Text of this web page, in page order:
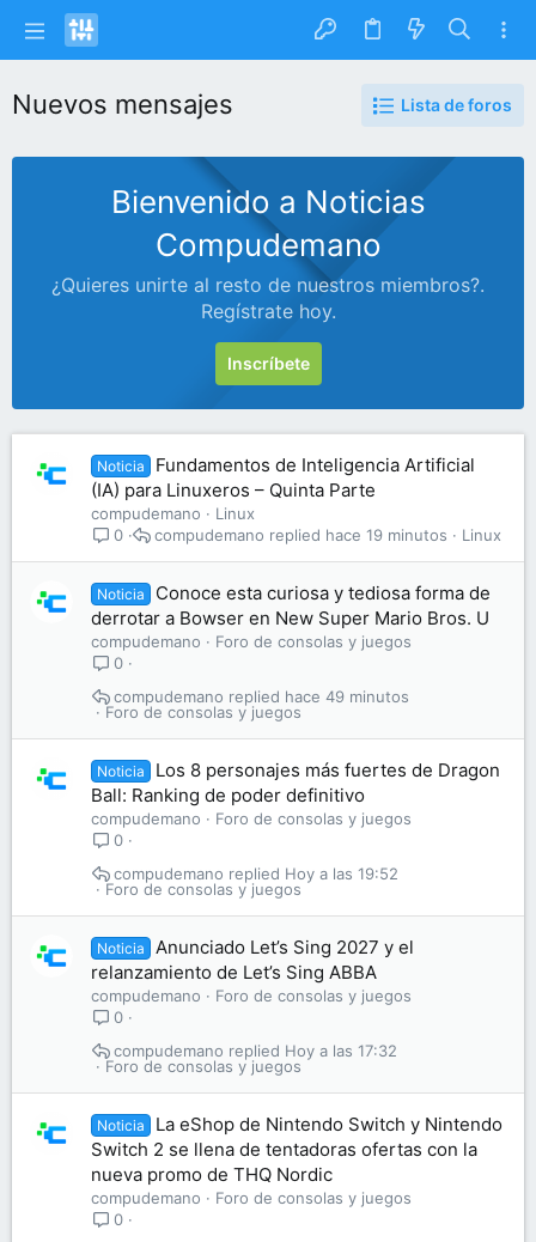
Nuevos mensajes Lista de foros
Bienvenido a Noticias
Compudemano
¿Quieres unirte al resto de nuestros miembros?.
Regístrate hoy.
Inscríbete
Noticia
Fundamentos de Inteligencia Artificial
(IA) para Linuxeros – Quinta Parte
compudemano
Linux
0
Linux
hace 19 minutos
compudemano
Noticia
Conoce esta curiosa y tediosa forma de
derrotar a Bowser en New Super Mario Bros. U
compudemano
Foro de consolas y juegos
0
Foro de consolas y juegos
hace 49 minutos
compudemano
Noticia
Los 8 personajes más fuertes de Dragon
Ball: Ranking de poder definitivo
compudemano
Foro de consolas y juegos
0
Foro de consolas y juegos
Hoy a las 19:52
compudemano
Noticia
Anunciado Let’s Sing 2027 y el
relanzamiento de Let’s Sing ABBA
compudemano
Foro de consolas y juegos
0
Foro de consolas y juegos
Hoy a las 17:32
compudemano
Noticia
La eShop de Nintendo Switch y Nintendo
Switch 2 se llena de tentadoras ofertas con la
nueva promo de THQ Nordic
compudemano
Foro de consolas y juegos
0